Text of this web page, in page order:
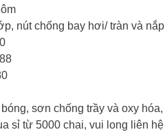
nút chống bay hơi/ tràn và
sơn chống trầy và oxy
sỉ từ 5000 chai, vui long liên